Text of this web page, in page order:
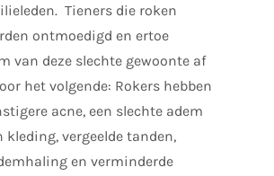
Tieners die roken
ontmoedigd en ertoe
van deze slechte gewoonte af
het volgende: Rokers hebben
acne, een slechte adem
kleding, vergeelde tanden,
en verminderde